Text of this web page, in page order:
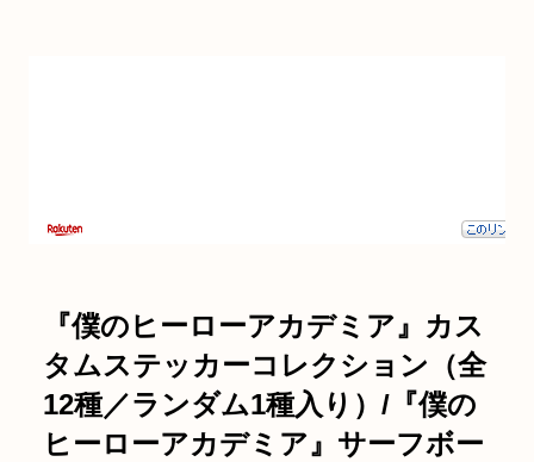
『僕のヒーローアカデミア』カス
タムステッカーコレクション（全
12種／ランダム1種入り）/『僕の
ヒーローアカデミア』サーフボー